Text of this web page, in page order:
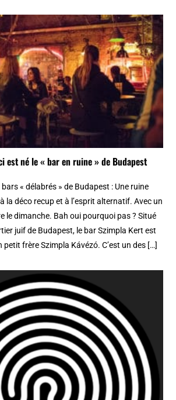
est né le « bar en ruine » de Budapest
« délabrés » de Budapest : Une ruine
la déco recup et à l’esprit alternatif. Avec un
le dimanche. Bah oui pourquoi pas ? Situé
juif de Budapest, le bar Szimpla Kert est
petit frère Szimpla Kávézó. C’est un des […]